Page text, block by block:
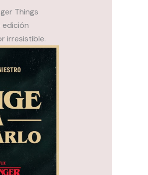
Things
edición
irresistible.